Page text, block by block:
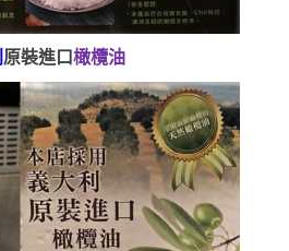
原裝進口橄欖油